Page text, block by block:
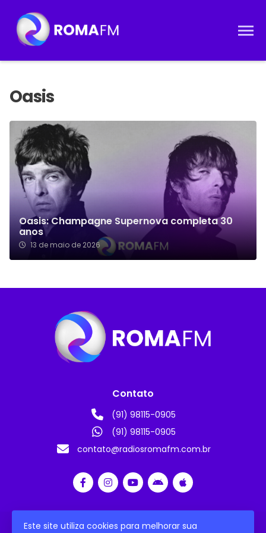
Oasis: Champagne Supernova completa 30
anos
13 de maio de 2026
Este site utiliza cookies para melhorar sua
Contato
(91) 98115-0905
(91) 98115-0905
contato@radiosromafm.com.br